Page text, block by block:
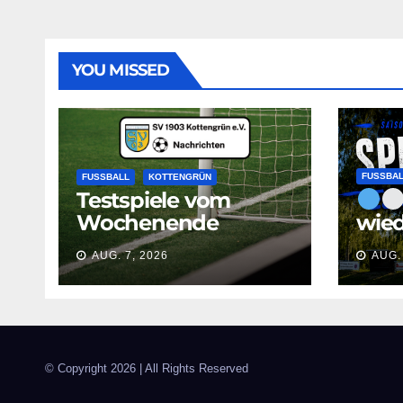
YOU MISSED
FUSSBALL KOTTENGRÜN
Testspiele vom
Wochenende
AUG. 7, 2026
© Copyright 2026 | All Rights Reserved